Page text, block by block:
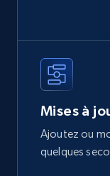
Mises à
Ajoutez ou
quelques